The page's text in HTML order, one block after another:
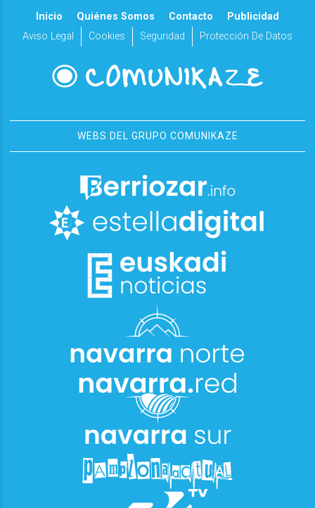
Inicio Quiénes Somos Contacto
Publicidad
Aviso Legal
Cookies Seguridad Protección De Datos
WEBS DEL GRUPO COMUNIKAZE